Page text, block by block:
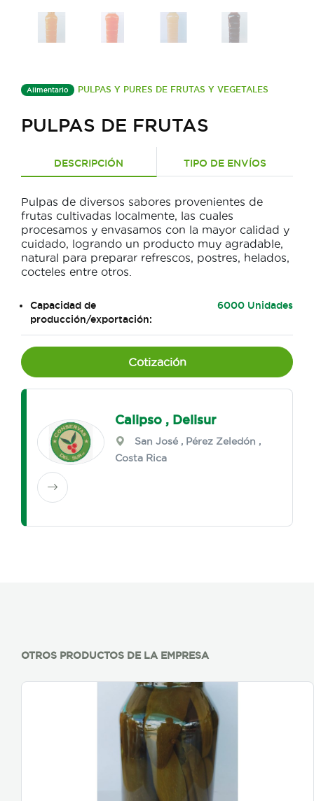
Alimentario PULPAS Y PURES DE FRUTAS Y VEGETALES
PULPAS DE FRUTAS
DESCRIPCIÓN TIPO DE ENVÍOS
Pulpas de diversos sabores provenientes de
frutas cultivadas localmente, las cuales
procesamos y envasamos con la mayor calidad y
cuidado, logrando un producto muy agradable,
natural para preparar refrescos, postres, helados,
cocteles entre otros.
Capacidad de
producción/exportación:
6000 Unidades
Cotización
Calipso , Delisur
San José , Pérez Zeledón ,
Costa Rica
OTROS PRODUCTOS DE LA EMPRESA